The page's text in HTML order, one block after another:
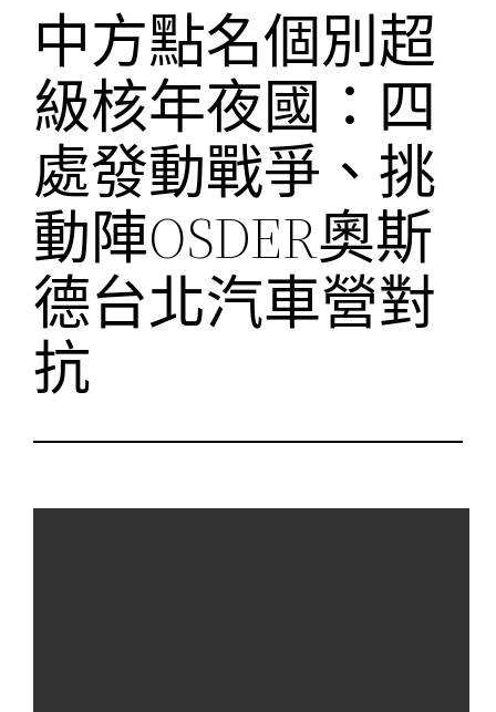
中方點名個別超
級核年夜國：四
處發動戰爭、挑
動陣OSDER奧斯
德台北汽車營對
抗